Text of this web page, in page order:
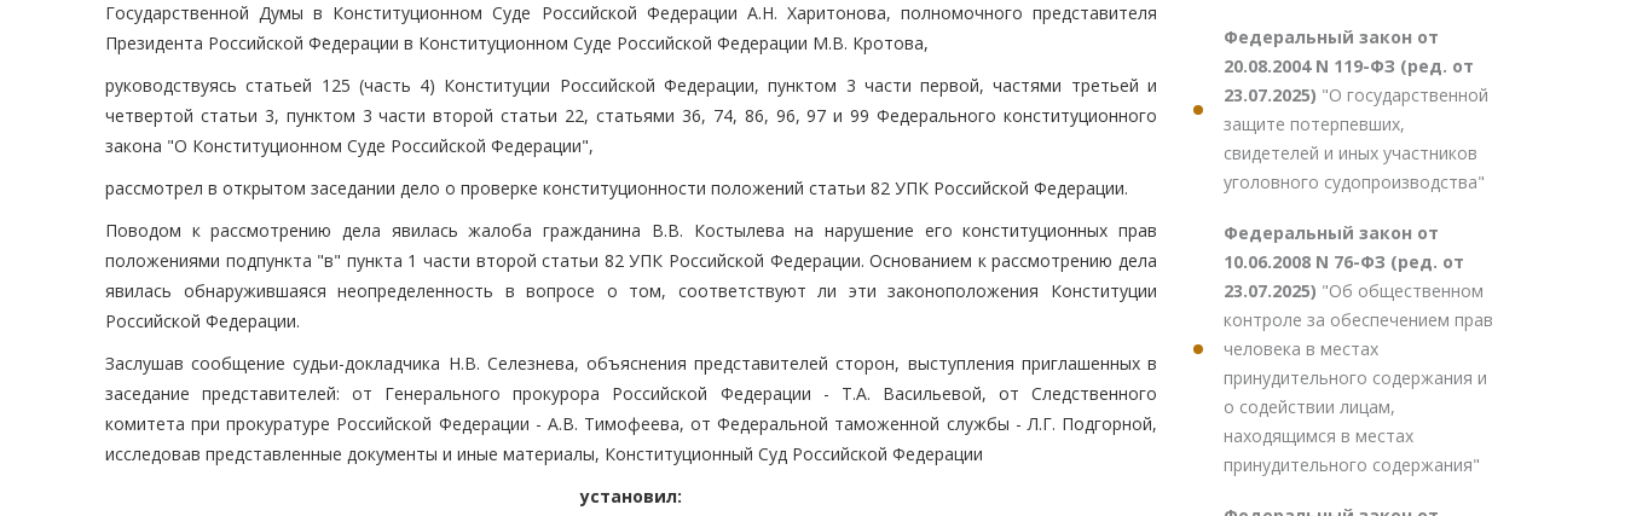
Государственной Думы в Конституционном Суде Российской Федерации А.Н. Харитонова, полномочного представителя
Президента Российской Федерации в Конституционном Суде Российской Федерации М.В. Кротова,
руководствуясь статьей 125 (часть 4) Конституции Российской Федерации, пунктом 3 части первой, частями третьей и
четвертой статьи 3, пунктом 3 части второй статьи 22, статьями 36, 74, 86, 96, 97 и 99 Федерального конституционного
закона "О Конституционном Суде Российской Федерации",
рассмотрел в открытом заседании дело о проверке конституционности положений статьи 82 УПК Российской Федерации.
Поводом к рассмотрению дела явилась жалоба гражданина В.В. Костылева на нарушение его конституционных прав
положениями подпункта "в" пункта 1 части второй статьи 82 УПК Российской Федерации. Основанием к рассмотрению дела
явилась обнаружившаяся неопределенность в вопросе о том, соответствуют ли эти законоположения Конституции
Российской Федерации.
Заслушав сообщение судьи-докладчика Н.В. Селезнева, объяснения представителей сторон, выступления приглашенных в
заседание представителей: от Генерального прокурора Российской Федерации - Т.А. Васильевой, от Следственного
комитета при прокуратуре Российской Федерации - А.В. Тимофеева, от Федеральной таможенной службы - Л.Г. Подгорной,
исследовав представленные документы и иные материалы, Конституционный Суд Российской Федерации
установил:
Федеральный закон от
20.08.2004 N 119-ФЗ (ред. от
23.07.2025) "О государственной
защите потерпевших,
свидетелей и иных участников
уголовного судопроизводства"
Федеральный закон от
10.06.2008 N 76-ФЗ (ред. от
23.07.2025) "Об общественном
контроле за обеспечением прав
человека в местах
принудительного содержания и
о содействии лицам,
находящимся в местах
принудительного содержания"